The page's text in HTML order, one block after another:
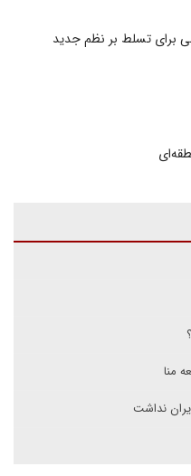
برای تسلط بر نظم جدید
منا
نداشت